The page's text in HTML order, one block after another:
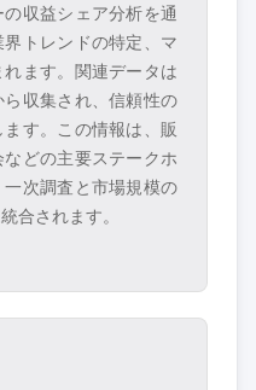
収益シェア分析を通
トレンドの特定、マ
ます。関連データは
収集され、信頼性の
す。この情報は、販
どの主要ステークホ
次調査と市場規模の
合されます。